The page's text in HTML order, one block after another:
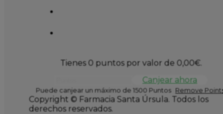
Tienes 0 puntos por valor de 0,00€.
Canjear ahora
Puede canjear un máximo de 1500 Puntos Remove
Copyright © Farmacia Santa Úrsula. Todos los
derechos reservados.